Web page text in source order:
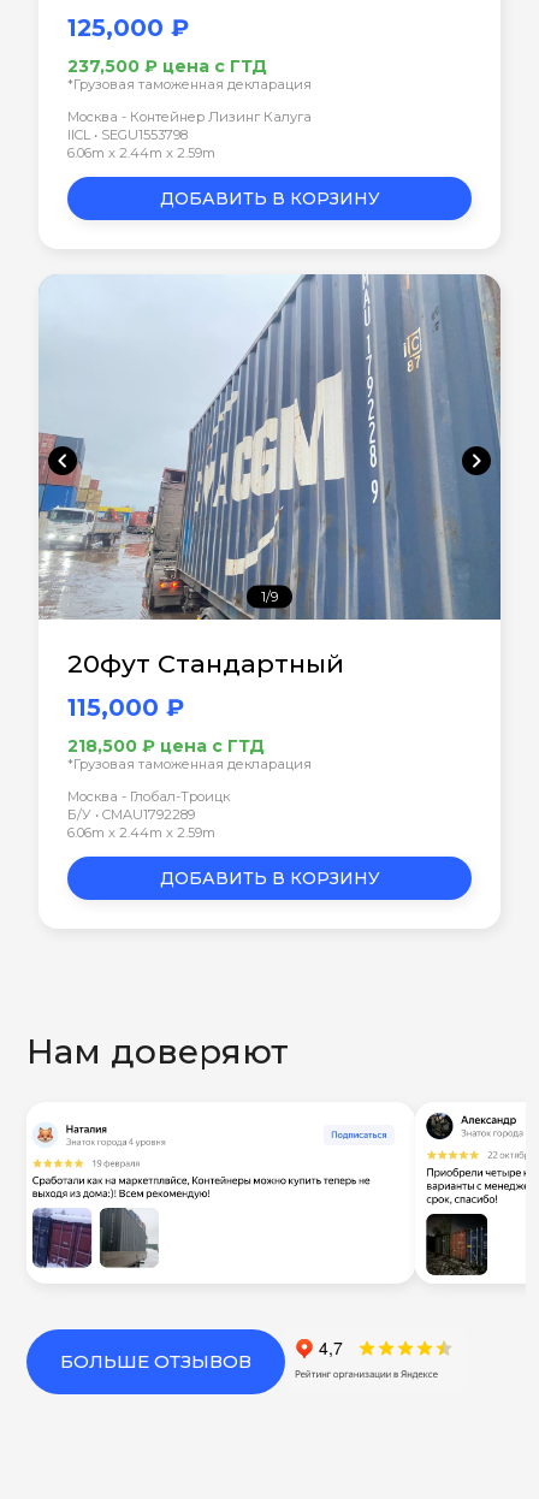
125,000 ₽
237,500 ₽ цена с ГТД
*Грузовая таможенная декларация
Москва - Контейнер Лизинг Калуга
IICL • SEGU1553798
6.06m x 2.44m x 2.59m
ДОБАВИТЬ В КОРЗИНУ
chevron_left chevron_right
1/9
20фут Стандартный
115,000 ₽
218,500 ₽ цена с ГТД
*Грузовая таможенная декларация
Москва - Глобал-Троицк
Б/У • CMAU1792289
6.06m x 2.44m x 2.59m
ДОБАВИТЬ В КОРЗИНУ
Нам доверяют
БОЛЬШЕ ОТЗЫВОВ